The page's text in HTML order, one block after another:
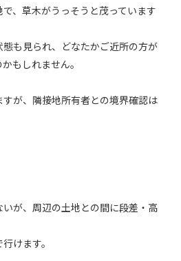
、草木がうっそうと茂っています
も見られ、どなたかご近所の方が
もしれません。
が、隣接地所有者との境界確認は
が、周辺の土地との間に段差・高
けます。